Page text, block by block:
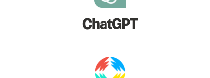
ChatGPT